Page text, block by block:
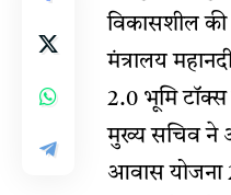
विकासशील
मंत्रालय
2.0 भूमि टॉक्स
मुख्य सचिव ने
आवास योजना